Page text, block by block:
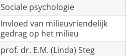
Sociale psychologie
Invloed van milieuvriendelijk
gedrag op het milieu
prof. dr. E.M. (Linda) Steg